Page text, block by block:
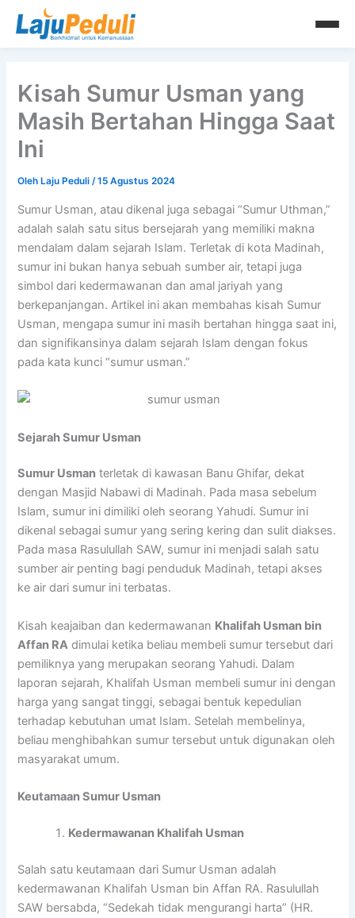
Kisah Sumur Usman yang
Masih Bertahan Hingga Saat
Ini
Oleh Laju Peduli/15 Agustus 2024
Sumur Usman, atau dikenal juga sebagai “Sumur Uthman,”
adalah salah satu situs bersejarah yang memiliki makna
mendalam dalam sejarah Islam. Terletak di kota Madinah,
sumur ini bukan hanya sebuah sumber air, tetapi juga
simbol dari kedermawanan dan amal jariyah yang
berkepanjangan. Artikel ini akan membahas kisah Sumur
Usman, mengapa sumur ini masih bertahan hingga saat ini,
dan signifikansinya dalam sejarah Islam dengan fokus
pada kata kunci “sumur usman.”
Sejarah Sumur Usman
Sumur Usman terletak di kawasan Banu Ghifar, dekat
dengan Masjid Nabawi di Madinah. Pada masa sebelum
Islam, sumur ini dimiliki oleh seorang Yahudi. Sumur ini
dikenal sebagai sumur yang sering kering dan sulit diakses.
Pada masa Rasulullah SAW, sumur ini menjadi salah satu
sumber air penting bagi penduduk Madinah, tetapi akses
ke air dari sumur ini terbatas.
Kisah keajaiban dan kedermawanan Khalifah Usman bin
Affan RA dimulai ketika beliau membeli sumur tersebut dari
pemiliknya yang merupakan seorang Yahudi. Dalam
laporan sejarah, Khalifah Usman membeli sumur ini dengan
harga yang sangat tinggi, sebagai bentuk kepedulian
terhadap kebutuhan umat Islam. Setelah membelinya,
beliau menghibahkan sumur tersebut untuk digunakan oleh
masyarakat umum.
Keutamaan Sumur Usman
Kedermawanan Khalifah Usman
Salah satu keutamaan dari Sumur Usman adalah
kedermawanan Khalifah Usman bin Affan RA. Rasulullah
SAW bersabda, “Sedekah tidak mengurangi harta” (HR.